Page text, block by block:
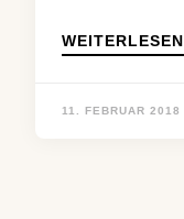
WEITERLESEN
11. FEBRUAR 2018